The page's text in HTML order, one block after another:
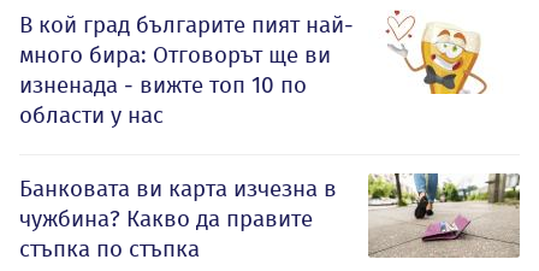
В кой град българите пият най-
много бира: Отговорът ще ви
изненада - вижте топ 10 по
области у нас
Банковата ви карта изчезна в
чужбина? Какво да правите
стъпка по стъпка